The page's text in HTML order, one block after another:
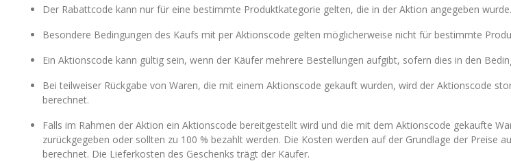
Der Rabattcode kann nur für eine bestimmte Produktkategorie gelten, die in der Aktion angegeben wurde.
Besondere Bedingungen des Kaufs mit per Aktionscode gelten möglicherweise nicht für bestimmte
Ein Aktionscode kann gültig sein, wenn der Käufer mehrere Bestellungen aufgibt, sofern dies in den
Bei teilweiser Rückgabe von Waren, die mit einem Aktionscode gekauft wurden, wird der Aktionscode
berechnet.
Falls im Rahmen der Aktion ein Aktionscode bereitgestellt wird und die mit dem Aktionscode gekaufte
zurückgegeben oder sollten zu 100 % bezahlt werden. Die Kosten werden auf der Grundlage der Preise
berechnet. Die Lieferkosten des Geschenks trägt der Käufer.